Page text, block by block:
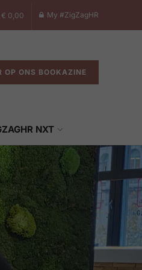
€ 0,00 My #ZigZagHR
OP ONS BOOKAZINE
NXT